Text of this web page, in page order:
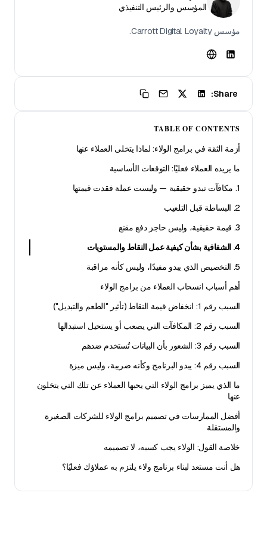
المؤسس والرئيس التنفيذي
مؤسس Carrott Digital Loyalty.
Share:
TABLE OF CONTENTS
أزمة الثقة في برامج الولاء: لماذا يتخلى العملاء عنها
ما يريده العملاء فعليًا: التوقعات الأساسية
1. مكافآت تبدو حقيقية — وليست عملة فقدت قيمتها
2. البساطة قبل التلعيب
3. قيمة حقيقية، وليس حاجز دفع مقنع
4. الشفافية بشأن كيفية عمل النقاط والمستويات
5. التخصيص الذي يبدو مفيدًا، وليس كأنه مراقبة
أهم أسباب انسحاب العملاء من برامج الولاء
السبب رقم 1: انخفاض قيمة النقاط (تأثير "الطعم والتبديل")
السبب رقم 2: المكافآت التي يصعب أو يستحيل استبدالها
السبب رقم 3: الشعور بأن البيانات تُستخدم ضدهم
السبب رقم 4: يبدو البرنامج وكأنه ضريبة، وليس ميزة
ما الذي يميز برامج الولاء التي يحبها العملاء عن تلك التي يتخلون
عنها
أفضل الممارسات في تصميم برامج الولاء للشركات الصغيرة
والمستقلة
خلاصة القول: الولاء يجب كسبه، لا تصميمه
هل أنت مستعد لبناء برنامج ولاء يلتزم به عملاؤك فعليًا؟